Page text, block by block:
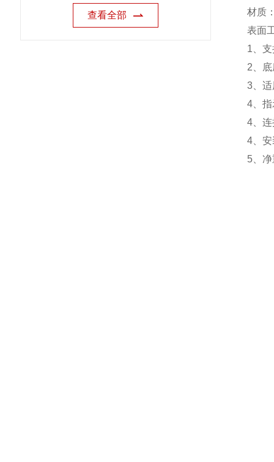
查看全部
材质
表面
1 、
2 、
3 、
4 、
4 、
4 、
5 、